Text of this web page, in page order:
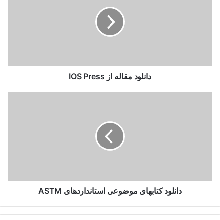
دانلود مقاله از IOS Press
دانلود کتابهای موضوعی استانداردهای ASTM